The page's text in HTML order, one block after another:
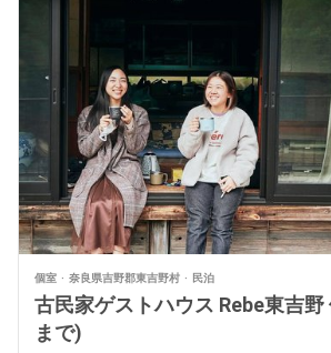
個室 奈良県吉野郡東吉野村 民泊
古民家ゲストハウス Rebe東吉野
まで)